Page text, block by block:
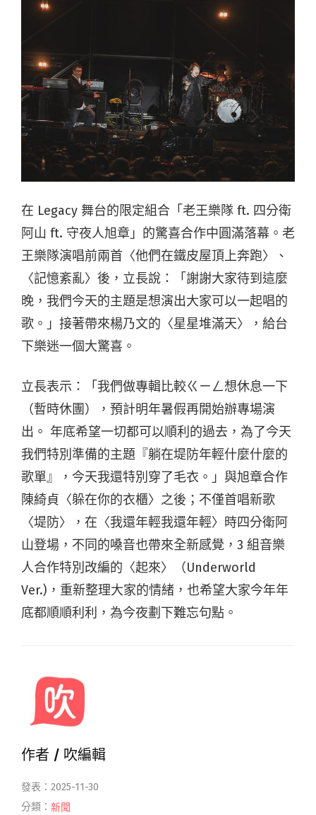
在 Legacy 舞台的限定組合「老王樂隊 ft. 四分衛
阿山 ft. 守夜人旭章」的驚喜合作中圓滿落幕。老
王樂隊演唱前兩首〈他們在鐵皮屋頂上奔跑〉、
〈記憶紊亂〉後，立長說：「謝謝大家待到這麼
晚，我們今天的主題是想演出大家可以一起唱的
歌。」接著帶來楊乃文的〈星星堆滿天〉，給台
下樂迷一個大驚喜。
立長表示：「我們做專輯比較ㄍㄧㄥ想休息一下
（暫時休團），預計明年暑假再開始辦專場演
出。 年底希望一切都可以順利的過去，為了今天
我們特別準備的主題『躺在堤防年輕什麼什麼的
歌單』，今天我還特別穿了毛衣。」與旭章合作
陳綺貞〈躲在你的衣櫃〉之後；不僅首唱新歌
〈堤防〉，在〈我還年輕我還年輕〉時四分衛阿
山登場，不同的嗓音也帶來全新感覺，3 組音樂
人合作特別改編的〈起來〉（Underworld
Ver.)，重新整理大家的情緒，也希望大家今年年
底都順順利利，為今夜劃下難忘句點。
作者 / 吹編輯
發表：2025-11-30
分類： 新聞